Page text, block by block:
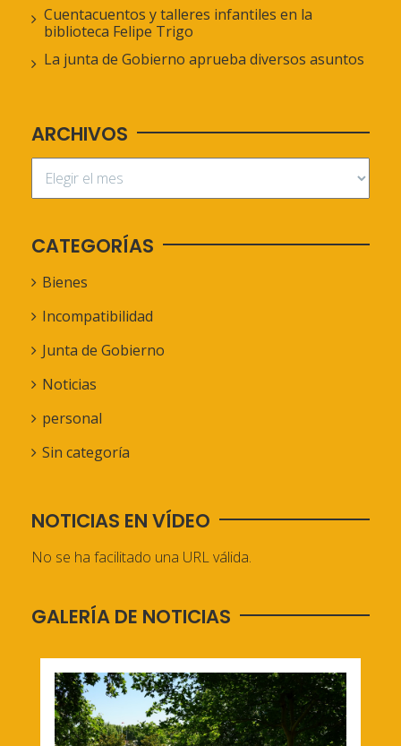
Cuentacuentos y talleres infantiles en la
biblioteca Felipe Trigo
La junta de Gobierno aprueba diversos asuntos
ARCHIVOS
CATEGORÍAS
Bienes
Incompatibilidad
Junta de Gobierno
Noticias
personal
Sin categoría
NOTICIAS EN VÍDEO
No se ha facilitado una URL válida.
GALERÍA DE NOTICIAS